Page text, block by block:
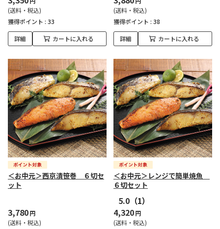
(送料・税込)
獲得ポイント : 33
詳細 カートに入れる
(送料・税込)
獲得ポイント : 38
詳細 カートに入れる
＜お中元＞西京漬笹巻 ６切セ
ット
3,780円
(送料・税込)
＜お中元＞レンジで簡単焼魚
６切セット
5.0 （1）
4,320円
(送料・税込)